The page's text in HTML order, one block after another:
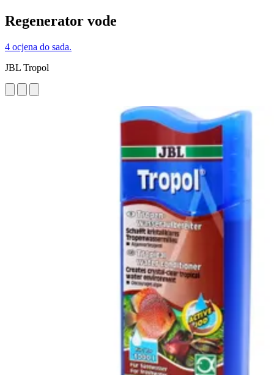
Regenerator vode
4 ocjena do sada.
JBL Tropol